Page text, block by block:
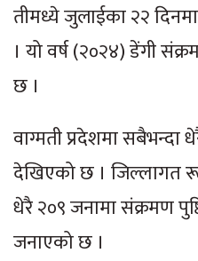
तीमध्ये जुलाईका २२
। यो वर्ष (२०२४) डेंगी
छ ।
वाग्मती प्रदेशमा सबैभन्दा
देखिएको छ । जिल्लागत
धेरै २०९ जनामा संक्रमण
जनाएको छ ।